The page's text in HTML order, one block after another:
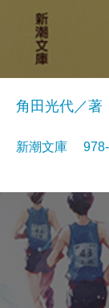
角田光代／著
新潮文庫